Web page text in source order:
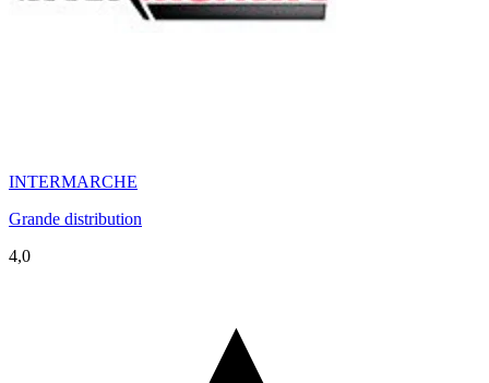
INTERMARCHE
Grande distribution
4,0